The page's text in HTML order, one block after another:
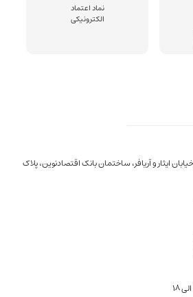
نماد اعتماد
الکترونیکی
ایثار و آریافر، ساختمان بانک اقتصادنوین، پلاک